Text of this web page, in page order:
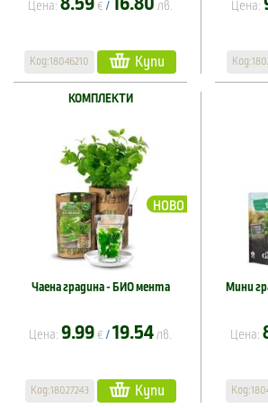
Цена: € / лв.
Код:18046210 Купи
Цена:
НОВО
КОМПЛЕКТИ
Чаена градина - БИО мента
Цена: 9.99 € / 19.54 лв.
Код:18027243 Купи
Мини
Цена: